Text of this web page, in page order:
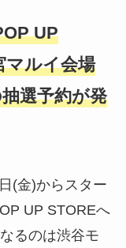
UP
マルイ会場
選予約が発
(金)からスター
UP STOREへ
るのは渋谷モ